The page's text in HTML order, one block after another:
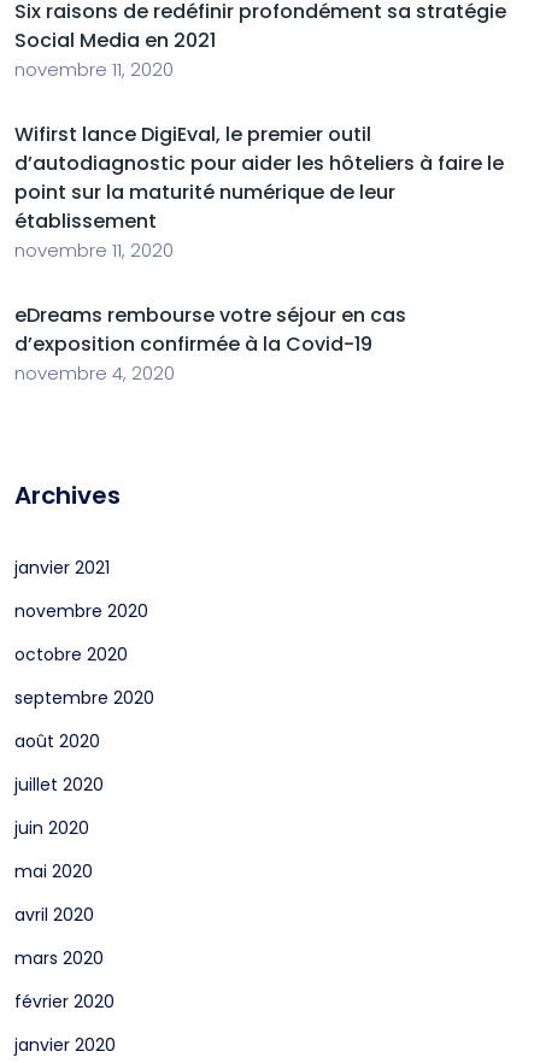
Six raisons de redéfinir profondément sa stratégie
Social Media en 2021
novembre 11, 2020
Wifirst lance DigiEval, le premier outil
d’autodiagnostic pour aider les hôteliers à faire le
point sur la maturité numérique de leur
établissement
novembre 11, 2020
eDreams rembourse votre séjour en cas
d’exposition confirmée à la Covid-19
novembre 4, 2020
Archives
janvier 2021
novembre 2020
octobre 2020
septembre 2020
août 2020
juillet 2020
juin 2020
mai 2020
avril 2020
mars 2020
février 2020
janvier 2020